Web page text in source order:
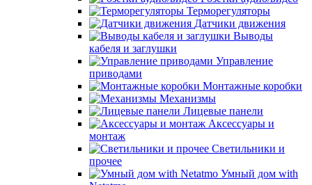
Терморегуляторы
Датчики движения
Выводы
кабеля и заглушки
Управление
приводами
Монтажные коробки
Механизмы
Лицевые панели
Аксессуары и
монтаж
Светильники и
прочее
Умный дом with